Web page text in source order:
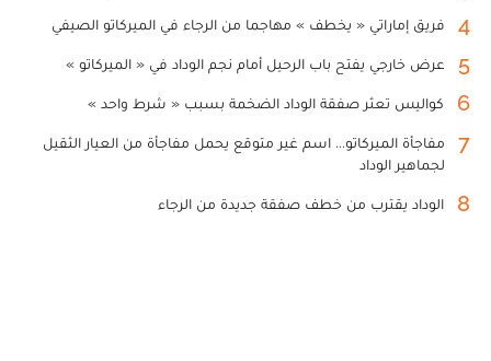
4 فريق إماراتي « يخطف » مهاجما من الرجاء في الميركاتو الصيفي
5 عرض خارجي يفتح باب الرحيل أمام نجم الوداد في « الميركاتو »
6 كواليس تعثر صفقة الوداد الضخمة بسبب « شرط واحد »
7
مفاجأة الميركاتو... اسم غير متوقع يحمل مفاجأة من العيار الثقيل
لجماهير الوداد
8 الوداد يقترب من خطف صفقة جديدة من الرجاء